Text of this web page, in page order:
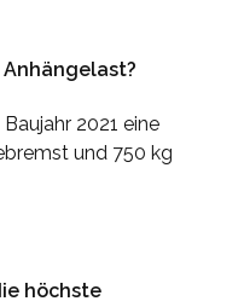
2021 eine
und 750 kg
höchste